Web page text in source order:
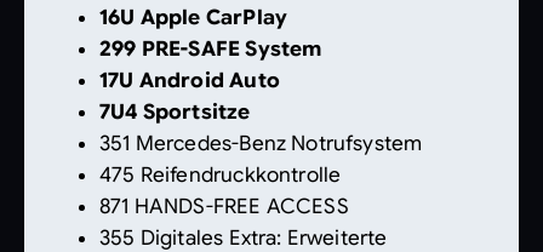
16U Apple CarPlay
299 PRE-SAFE System
17U Android Auto
7U4 Sportsitze
351 Mercedes-Benz Notrufsystem
475 Reifendruckkontrolle
871 HANDS-FREE ACCESS
355 Digitales Extra: Erweiterte